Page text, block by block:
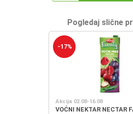
Pogledaj slične
-17%
Akcija 02.08-16.08
VOĆNI NEKTAR NECTAR